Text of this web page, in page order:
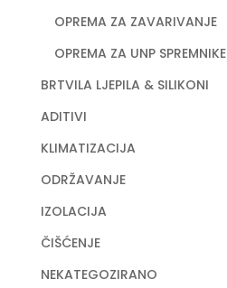
OPREMA ZA ZAVARIVANJE
OPREMA ZA UNP SPREMNIKE
BRTVILA LJEPILA & SILIKONI
ADITIVI
KLIMATIZACIJA
ODRŽAVANJE
IZOLACIJA
ČIŠĆENJE
NEKATEGOZIRANO